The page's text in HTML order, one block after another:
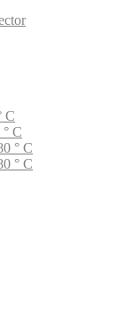
C
C
° C
° C